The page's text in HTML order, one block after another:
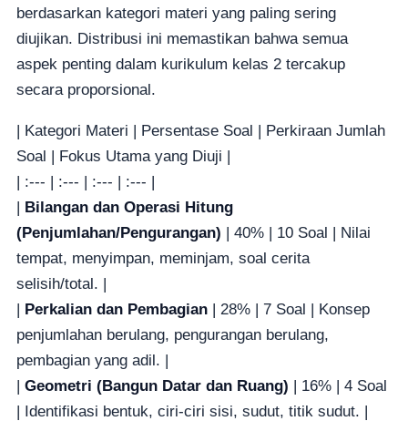
berdasarkan kategori materi yang paling sering
diujikan. Distribusi ini memastikan bahwa semua
aspek penting dalam kurikulum kelas 2 tercakup
secara proporsional.
| Kategori Materi | Persentase Soal | Perkiraan Jumlah
Soal | Fokus Utama yang Diuji |
| :--- | :--- | :--- | :--- |
| Bilangan dan Operasi Hitung
(Penjumlahan/Pengurangan) | 40% | 10 Soal | Nilai
tempat, menyimpan, meminjam, soal cerita
selisih/total. |
| Perkalian dan Pembagian | 28% | 7 Soal | Konsep
penjumlahan berulang, pengurangan berulang,
pembagian yang adil. |
| Geometri (Bangun Datar dan Ruang) | 16% | 4 Soal
| Identifikasi bentuk, ciri-ciri sisi, sudut, titik sudut. |